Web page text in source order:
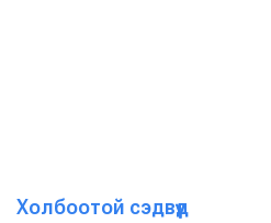
Холбоотой сэдвүүд